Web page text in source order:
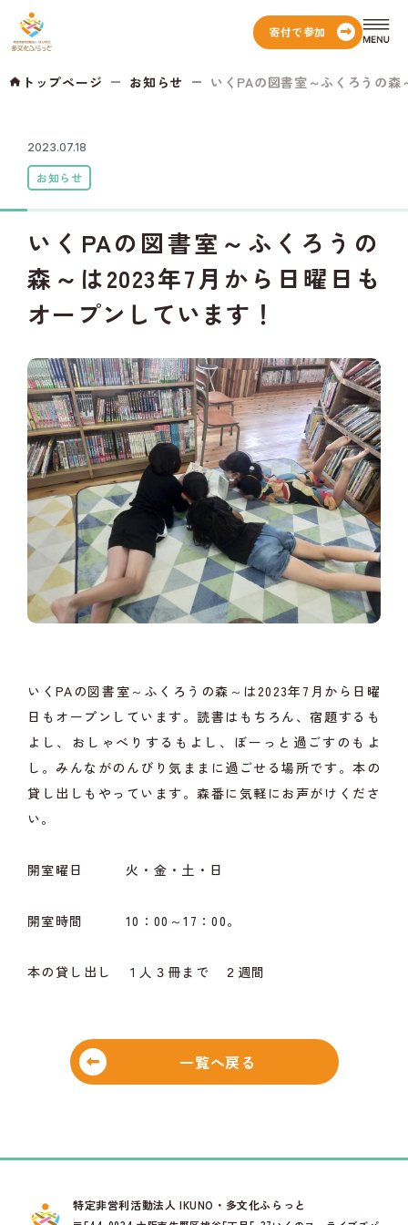
寄付で参加
トップページ お知らせ いくPAの図書室～ふくろうの森
2023.07.18
お知らせ
いくPAの図書室～ふくろうの
森～は2023年7月から日曜日も
オープンしています！
いくPAの図書室～ふくろうの森～は2023年7月から日曜
日もオープンしています。読書はもちろん、宿題するも
よし、おしゃべりするもよし、ぼーっと過ごすのもよ
し。みんながのんびり気ままに過ごせる場所です。本の
貸し出しもやっています。森番に気軽にお声がけくださ
い。
開室曜日 火・金・土・日
開室時間 10：00～17：00。
本の貸し出し １人３冊まで ２週間
一覧へ戻る
特定非営利活動法人 IKUNO・多文化ふらっと